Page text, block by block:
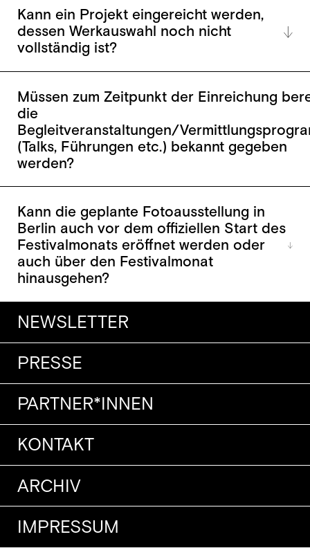
Kann ein Projekt eingereicht werden,
dessen Werkauswahl noch nicht
vollständig ist?
Müssen zum Zeitpunkt der Einreichung
die
Begleitveranstaltungen/
(Talks, Führungen etc.) bekannt gegeben
werden?
Kann die geplante Fotoausstellung in
Berlin auch vor dem offiziellen Start des
Festivalmonats eröffnet werden oder
auch über den Festivalmonat
hinausgehen?
NEWSLETTER
PRESSE
PARTNER*INNEN
KONTAKT
ARCHIV
IMPRESSUM